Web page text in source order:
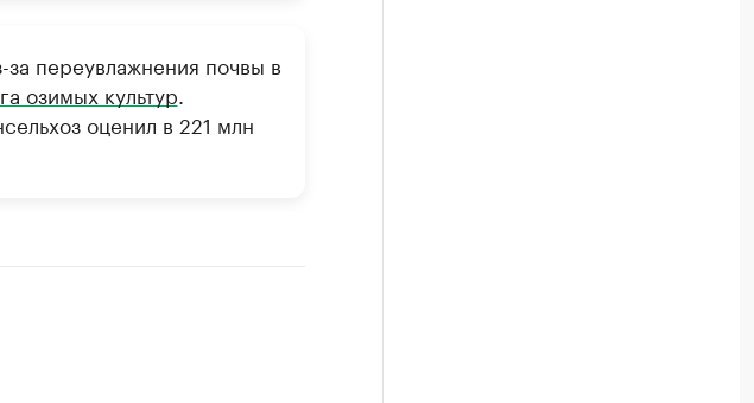
за переувлажнения почвы в
озимых культур
оценил в 221 млн